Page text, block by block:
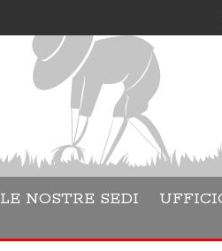
LE NOSTRE SEDI